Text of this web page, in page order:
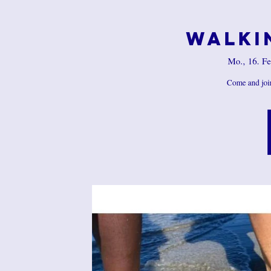
Mo., 16.
Come and